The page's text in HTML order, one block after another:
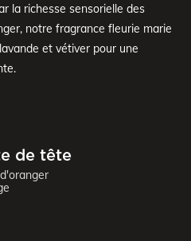
la richesse sensorielle des
notre fragrance fleurie marie
et vétiver pour une
de tête